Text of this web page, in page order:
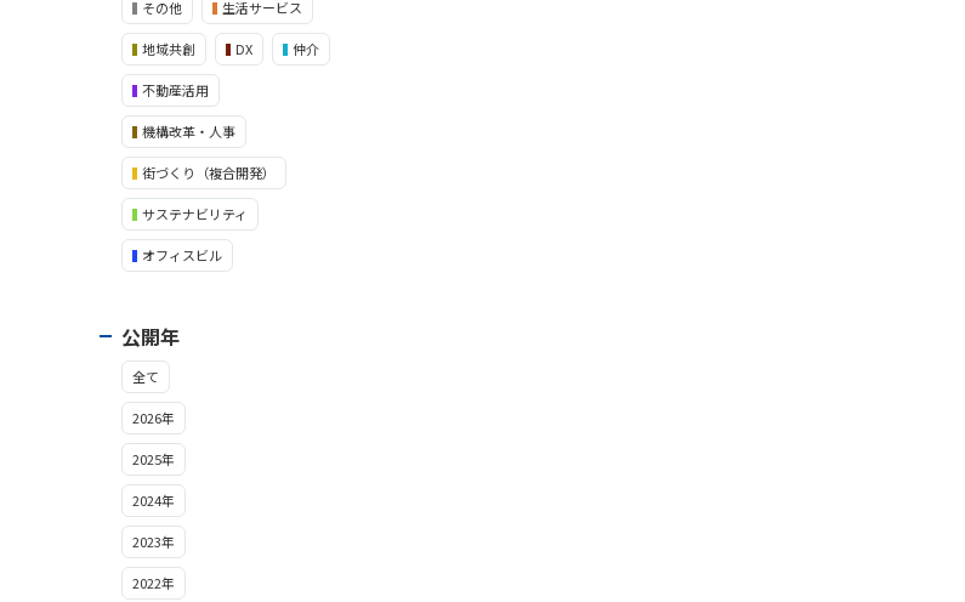
その他 生活サービス
地域共創 DX 仲介
不動産活用
機構改革・人事
街づくり（複合開発）
サステナビリティ
オフィスビル
公開年
全て
2026年
2025年
2024年
2023年
2022年